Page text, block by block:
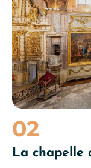
02
La chapelle